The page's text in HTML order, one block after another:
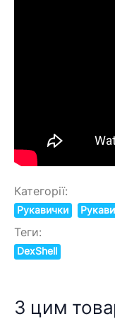
Категорії:
Рукавички
Теги:
DexShell
З цим